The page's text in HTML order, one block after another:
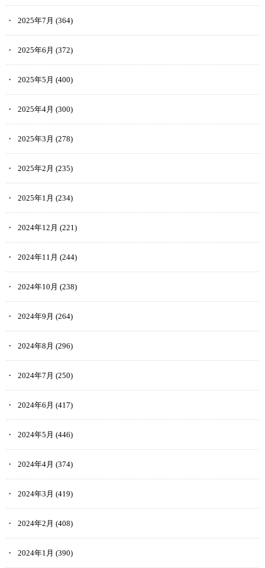
2025年7月 (364)
2025年6月 (372)
2025年5月 (400)
2025年4月 (300)
2025年3月 (278)
2025年2月 (235)
2025年1月 (234)
2024年12月 (221)
2024年11月 (244)
2024年10月 (238)
2024年9月 (264)
2024年8月 (296)
2024年7月 (250)
2024年6月 (417)
2024年5月 (446)
2024年4月 (374)
2024年3月 (419)
2024年2月 (408)
2024年1月 (390)